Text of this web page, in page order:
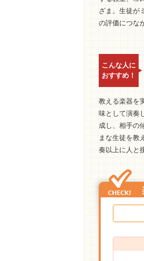
ざま。生徒が
の評価につな
こんな人に
おすすめ！
教える楽器を
味として演奏
成し、相手の
まな生徒を教
奏以上に人と